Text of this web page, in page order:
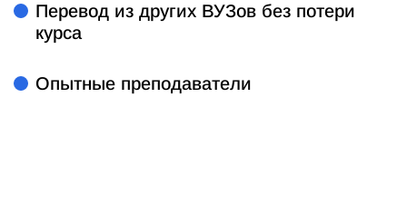
Перевод из других ВУЗов без потери
курса
Опытные преподаватели